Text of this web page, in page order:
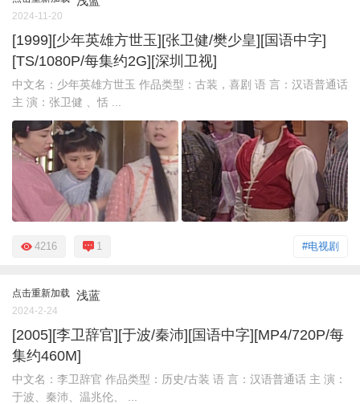
2024-11-20
[1999][少年英雄方世玉][张卫健/樊少皇][国语中字]
[TS/1080P/每集约2G][深圳卫视]
中文名：少年英雄方世玉 作品类型：古装，喜剧 语 言：汉语普通话
主 演：张卫健 、恬 ...
#电视剧
4216 1
点击重新加载 浅蓝
2024-2-24
[2005][李卫辞官][于波/秦沛][国语中字][MP4/720P/每
集约460M]
中文名：李卫辞官 作品类型：历史/古装 语 言：汉语普通话 主 演：
于波、秦沛、温兆伦、 ...